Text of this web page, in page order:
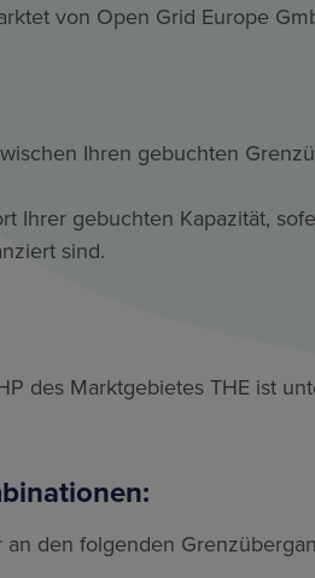
von Open Grid Europe
Ihren gebuchten
Ihrer gebuchten Kapazität,
sind.
des Marktgebietes THE ist
den folgenden